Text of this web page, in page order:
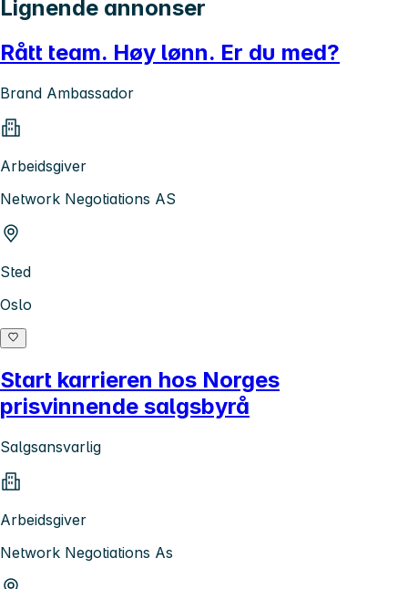
Lignende annonser
Rått team. Høy lønn. Er du med?
Brand Ambassador
Arbeidsgiver
Network Negotiations AS
Sted
Oslo
Start karrieren hos Norges
prisvinnende salgsbyrå
Salgsansvarlig
Arbeidsgiver
Network Negotiations As